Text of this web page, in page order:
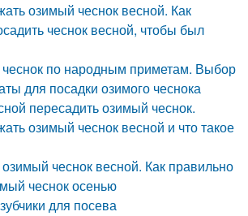
озимый чеснок весной. Как
чеснок весной, чтобы был
чеснок по народным приметам. Выбор
для посадки озимого чеснока
пересадить озимый чеснок.
озимый чеснок весной и что такое
озимый чеснок весной. Как правильно
чеснок осенью
для посева